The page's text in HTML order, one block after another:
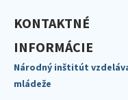
KONTAKTNÉ
INFORMÁCIE
Národný inštitút
mládeže